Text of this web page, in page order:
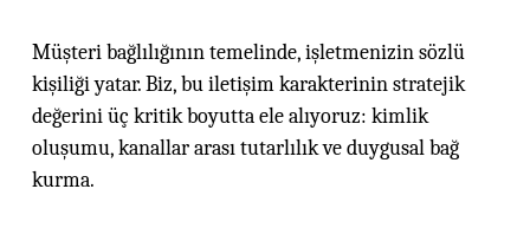
Müşteri bağlılığının temelinde, işletmenizin sözlü
kişiliği yatar. Biz, bu iletişim karakterinin stratejik
değerini üç kritik boyutta ele alıyoruz: kimlik
oluşumu, kanallar arası tutarlılık ve duygusal bağ
kurma.